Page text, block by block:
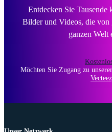
Entdecken Sie Tausende
Bilder und Videos, die von
ganzen Welt
Möchten Sie Zugang zu